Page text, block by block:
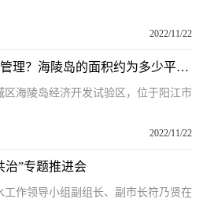
2022/11/22
海陵岛隶属于哪一个城市管理？海陵岛的面积约为多少平方千米呢？
区海陵岛经济开发试验区，位于阳江市
2022/11/22
治”专题推进会
工作领导小组副组长、副市长符乃贤在